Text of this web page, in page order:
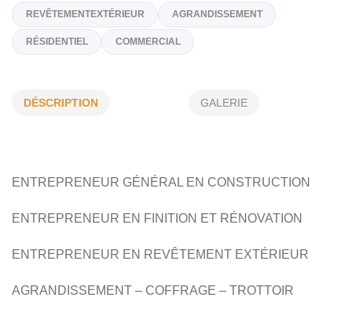
Sur demande
constructionfns@gmail.com
RÉSIDENTIEL COMMERCIAL
DÉSCRIPTION GALERIE
ENTREPRENEUR GÉNÉRAL EN CONSTRUCTION
ENTREPRENEUR EN FINITION ET RÉNOVATION
ENTREPRENEUR EN REVÊTEMENT EXTÉRIEUR
AGRANDISSEMENT – COFFRAGE – TROTTOIR